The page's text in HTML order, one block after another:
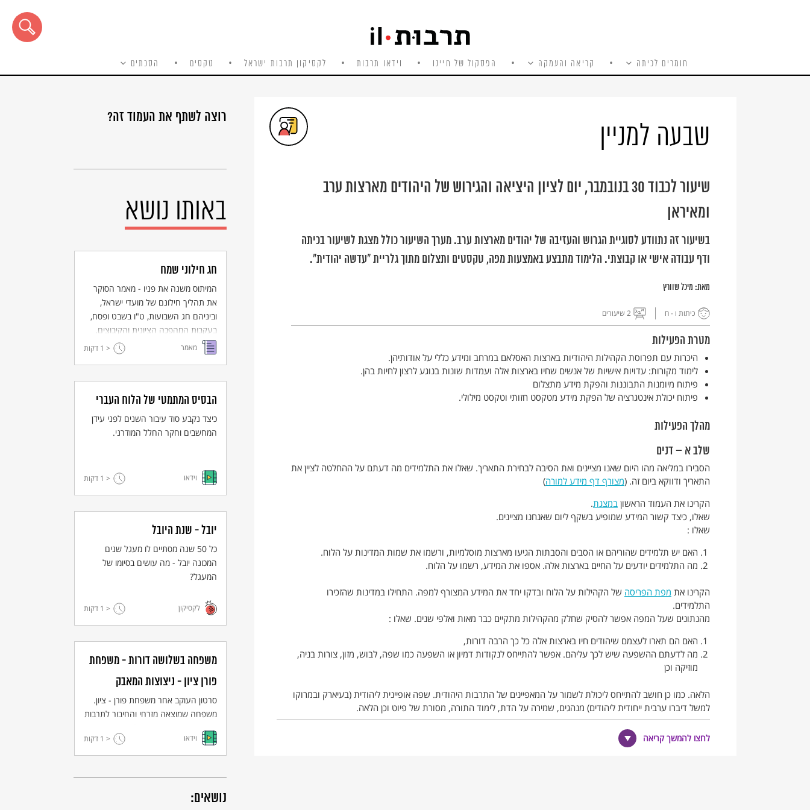
חומרים לכיתה קריאה והעמקה הפסקול של חיינו וידאו תרבות לקסיקון תרבות ישראל טקסים הסכתים
שבעה למניין
שיעור לכבוד 30 בנובמבר, יום לציון היציאה והגירוש של היהודים מארצות ערב
ומאיראן
בשיעור זה נתוודע לסוגיית הגרוש והעזיבה של יהודים מארצות ערב. מערך השיעור כולל מצגת לשיעור בכיתה
ודף עבודה אישי או קבוצתי. הלימוד מתבצע באמצעות מפה, טקסטים ותצלום מתוך גלריית "עדשה יהודית".
מאת: מיכל שוורץ
כיתות ו - ח 2 שיעורים
מטרת הפעילות
היכרות עם תפרוסת הקהילות היהודיות בארצות האסלאם במרחב ומידע כללי על אודותיהן.
לימוד מקורות: עדויות אישיות של אנשים שחיו בארצות אלה ועמדות שונות בנוגע לרצון לחיות בהן.
פיתוח מיומנות התבוננות והפקת מידע מתצלום
פיתוח יכולת אינטגרציה של הפקת מידע מטקסט חזותי וטקסט מילולי.
מהלך הפעילות
שלב א – דנים
הסבירו במליאה מהו היום שאנו מציינים ואת הסיבה לבחירת התאריך. שאלו את התלמידים מה דעתם על ההחלטה לציין את
התאריך ודווקא ביום זה. (מצורף דף מידע למורה)
הקרינו את העמוד הראשון במצגת.
שאלו, כיצד קשור המידע שמופיע בשקף ליום שאנחנו מציינים.
שאלו :
האם יש תלמידים שהוריהם או הסבים והסבתות הגיעו מארצות מוסלמיות, ורשמו את שמות המדינות על הלוח.
מה התלמידים יודעים על החיים בארצות אלה. אספו את המידע, רשמו על הלוח.
הקרינו את מפת הפריסה של הקהילות על הלוח ובדקו יחד את המידע המצורף למפה. התחילו במדינות שהזכירו
התלמידים.
מהנתונים שעל המפה אפשר להסיק שחלק מהקהילות מתקיים כבר מאות ואלפי שנים. שאלו :
האם הם תארו לעצמם שיהודים חיו בארצות אלה כל כך הרבה דורות,
מה לדעתם ההשפעה שיש לכך עליהם. אפשר להתייחס לנקודות דמיון או השפעה כמו שפה, לבוש, מזון, צורות בניה,
מוזיקה וכן
הלאה. כמו כן חושב להתייחס ליכולת לשמור על המאפיינים של התרבות היהודית. שפה אופיינית ליהודית (בעיארק ובמרוקו
למשל דיברו ערבית ייחודית ליהודים) מנהגים, שמירה על הדת, לימוד התורה, מסורת של פיוט וכן הלאה.
3. האם אנחנו יכולים להבין את התחושה של חיים במשך דורות במקום אחד ואת המצב שבו בפעם אחת עוזבים מקום.
4. אילו מחשבות או תחושות לדעתם מעורבות במצב מסוג זה. מומלץ לעודד דעות שונות.
לחצו להמשך קריאה
רוצה לשתף את העמוד זה?
באותו נושא
חג חילוני שמח
המיתוס משנה את פניו - מאמר הסוקר
את תהליך חילונם של מועדי ישראל,
וביניהם חג השבועות, ט"ו בשבט ופסח,
בעקבות המהפכה הציונית והקיבוצים.
מאמר < 1 דקות
הבסיס המתמטי של הלוח העברי
כיצד נקבע סוד עיבור השנים לפני עידן
המחשבים וחקר החלל המודרני.
וידאו < 1 דקות
יובל - שנת היובל
כל 50 שנה מסתיים לו מעגל שנים
המכונה יובל - מה עושים בסיומו של
המעגל?
לקסיקון < 1 דקות
משפחה בשלושה דורות - משפחת
פורן ציון - ניצוצות המאבק
סרטון העוקב אחר משפחת פורן - ציון.
משפחה שמוצאה מזרחי והחיבור לתרבות
הערבית מזרחית עומד בלב השיח בין
הבנות לאמם.
וידאו < 1 דקות
נושאים: